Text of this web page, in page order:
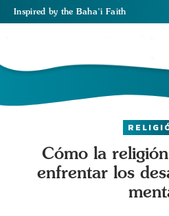
Inspired by the Baha’i Faith
Cómo la
enfrentar los